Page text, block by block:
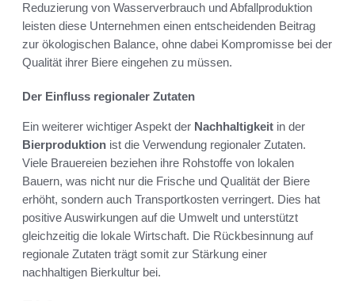
Reduzierung von Wasserverbrauch und Abfallproduktion
leisten diese Unternehmen einen entscheidenden Beitrag
zur ökologischen Balance, ohne dabei Kompromisse bei der
Qualität ihrer Biere eingehen zu müssen.
Der Einfluss regionaler Zutaten
Ein weiterer wichtiger Aspekt der Nachhaltigkeit in der
Bierproduktion ist die Verwendung regionaler Zutaten.
Viele Brauereien beziehen ihre Rohstoffe von lokalen
Bauern, was nicht nur die Frische und Qualität der Biere
erhöht, sondern auch Transportkosten verringert. Dies hat
positive Auswirkungen auf die Umwelt und unterstützt
gleichzeitig die lokale Wirtschaft. Die Rückbesinnung auf
regionale Zutaten trägt somit zur Stärkung einer
nachhaltigen Bierkultur bei.